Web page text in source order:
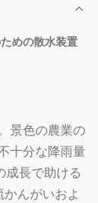
めの散水装置
景色の農業の
十分な降雨量
成長で助ける
んがいおよ